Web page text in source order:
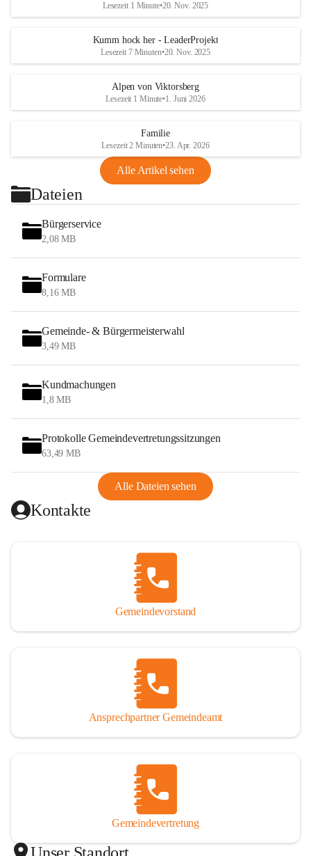
Lesezeit 1 Minute•20. Nov. 2025
Kumm hock her - LeaderProjekt
Lesezeit 7 Minuten•20. Nov. 2025
Alpen von Viktorsberg
Lesezeit 1 Minute•1. Juni 2026
Familie
Lesezeit 2 Minuten•23. Apr. 2026
Alle Artikel sehen
Dateien
Bürgerservice
2,08 MB
Formulare
8,16 MB
Gemeinde- & Bürgermeisterwahl
3,49 MB
Kundmachungen
1,8 MB
Protokolle Gemeindevertretungssitzungen
63,49 MB
Alle Dateien sehen
Kontakte
Gemeindevorstand
Ansprechpartner Gemeindeamt
Gemeindevertretung
Unser Standort